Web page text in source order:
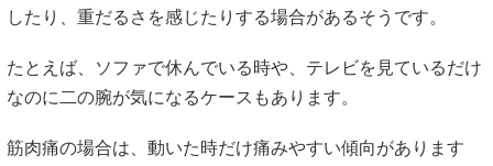
したり、重だるさを感じたりする場合があるそうです。
たとえば、ソファで休んでいる時や、テレビを見ているだけ
なのに二の腕が気になるケースもあります。
筋肉痛の場合は、動いた時だけ痛みやすい傾向があります